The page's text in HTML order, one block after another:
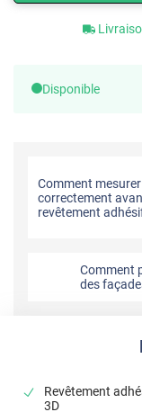
Disponible
Comment
correctement
revêtement
Comment
des
Revêtement
3D